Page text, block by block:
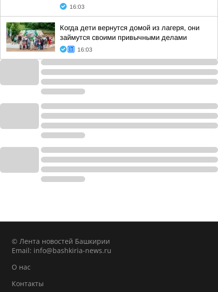
16:03
Когда дети вернутся домой из лагеря, они
займутся своими привычными делами
16:03
© Лента новостей Башкирии
Email: info@bashkiria-news.ru
О нас
Контакты